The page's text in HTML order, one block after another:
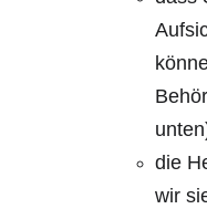
die
wir